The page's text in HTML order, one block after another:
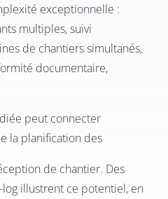
exceptionnelle :
multiples, suivi
de chantiers simultanés,
documentaire,
peut connecter
la planification des
de chantier. Des
illustrent ce potentiel, en